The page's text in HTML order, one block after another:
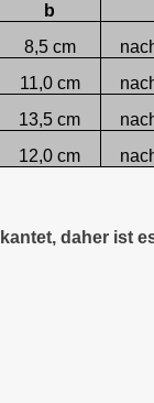
b
8,5 cm
11,0 cm
13,5 cm
12,0 cm
daher ist